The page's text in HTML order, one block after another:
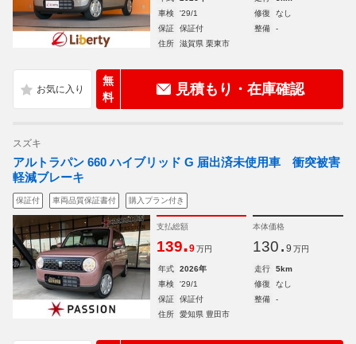
車検
'29/1 修復
なし
保証
保証付 整備
-
住所
滋賀県 栗東市
無
料
見積もり・在庫確認
スズキ
アルトラパン 660 ハイブリッド G 届出済未使用車 衝突被害
軽減ブレーキ
保証付 車両品質保証書付 購入プラン付き
支払総額
139.9 万円
本体価格
130. 9 万円
年式 2026年 走行
5km
車検
'29/1 修復
なし
保証
保証付 整備
-
住所
愛知県 豊田市